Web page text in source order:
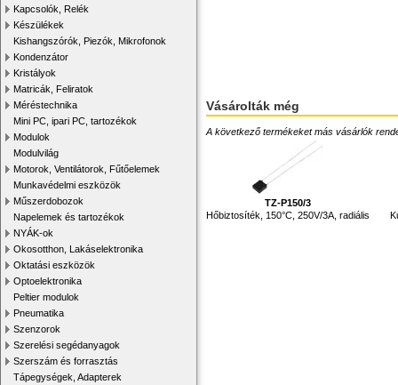
Kapcsolók, Relék
Készülékek
Kishangszórók, Piezók, Mikrofonok
Kondenzátor
Kristályok
Matricák, Feliratok
Méréstechnika
Mini PC, ipari PC, tartozékok
Modulok
Modulvilág
Motorok, Ventilátorok, Fűtőelemek
Munkavédelmi eszközök
Műszerdobozok
Napelemek és tartozékok
NYÁK-ok
Okosotthon, Lakáselektronika
Oktatási eszközök
Optoelektronika
Peltier modulok
Pneumatika
Szenzorok
Szerelési segédanyagok
Szerszám és forrasztás
Tápegységek, Adapterek
Vásárolták még
A következő termékeket más vásárlók
TZ-P150/3
Hőbiztosíték, 150°C, 250V/3A, radiális